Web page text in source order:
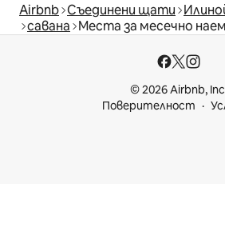
Airbnb Съединени щати
савана Места за месечно
© 2026 Airbnb,
Поверителност